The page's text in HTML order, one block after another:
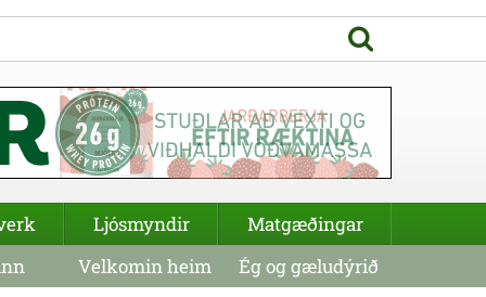
Ljósmyndir
Matgæðingar
Velkomin heim Ég og gæludýrið